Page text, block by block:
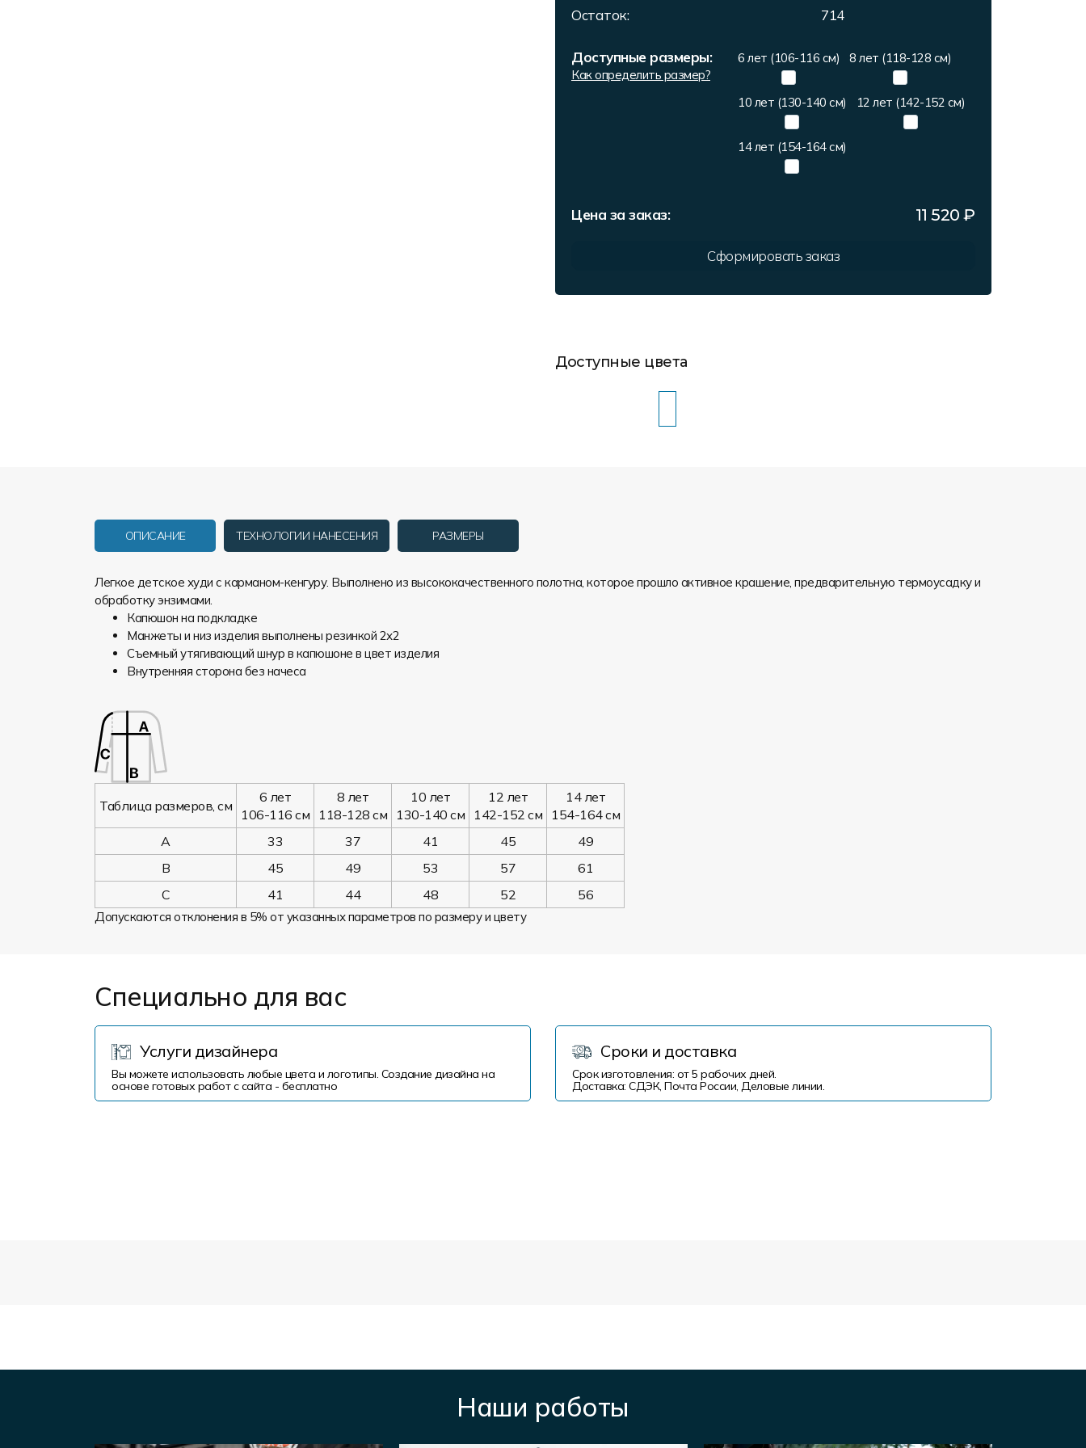
Остаток:
714
Доступные размеры:
Как определить размер?
6 лет (106-116 см) 8 лет (118-128 см)
10 лет (130-140 см) 12 лет (142-152 см)
14 лет (154-164 см)
Цена за заказ: 11 520 ₽
Сформировать заказ
Доступные цвета
ОПИСАНИЕ ТЕХНОЛОГИИ НАНЕСЕНИЯ РАЗМЕРЫ
Легкое детское худи с карманом-кенгуру. Выполнено из высококачественного полотна, которое прошло активное крашение, предварительную термоусадку и
обработку энзимами.
Капюшон на подкладке
Манжеты и низ изделия выполнены резинкой 2х2
Съемный утягивающий шнур в капюшоне в цвет изделия
Внутренняя сторона без начеса
Таблица размеров, см
6 лет
106-116 см
8 лет
118-128 см
10 лет
130-140 см
12 лет
142-152 см
14 лет
154-164 см
A
33 37 41 45
49
B
45 49 53 57
61
C
41 44 48 52 56
Допускаются отклонения в 5% от указанных параметров по размеру и цвету
Специально для вас
Услуги дизайнера
Вы можете использовать любые цвета и логотипы. Создание дизайна на
основе готовых работ с сайта - бесплатно
Сроки и доставка
Срок изготовления: от 5 рабочих дней.
Доставка: СДЭК, Почта России, Деловые линии.
Наши работы